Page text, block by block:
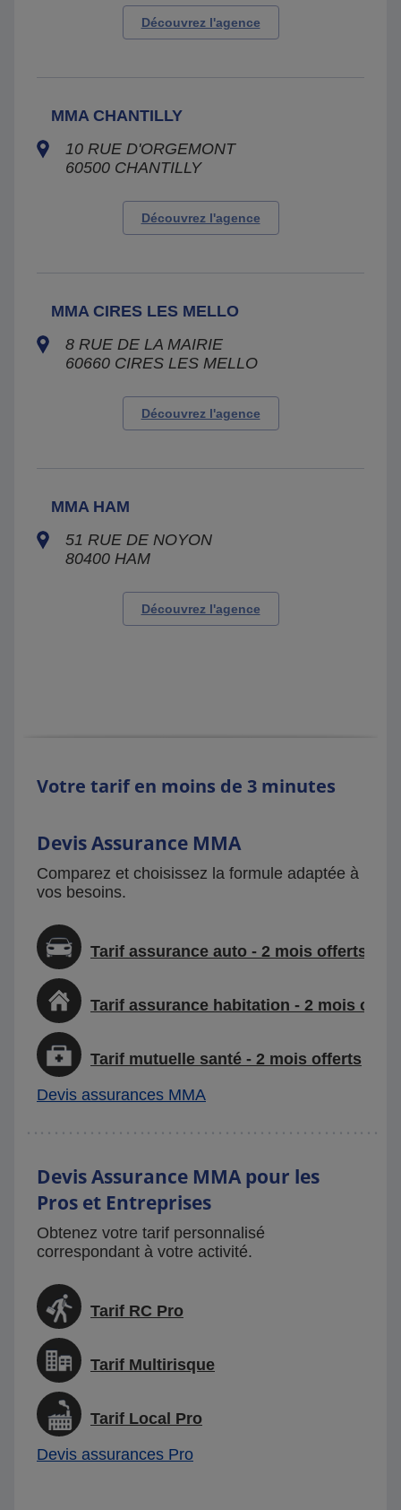
Découvrez l'agence
MMA CHANTILLY
10 RUE D'ORGEMONT
60500 CHANTILLY
Découvrez l'agence
MMA CIRES LES MELLO
8 RUE DE LA MAIRIE
60660 CIRES LES MELLO
Découvrez l'agence
MMA HAM
51 RUE DE NOYON
80400 HAM
Découvrez l'agence
Votre tarif en moins de 3 minutes
Devis Assurance MMA
Comparez et choisissez la formule adaptée à
vos besoins.
Tarif assurance auto - 2 mois offerts
Tarif assurance habitation - 2 mois
Tarif mutuelle santé - 2 mois offerts
Devis assurances MMA
Devis Assurance MMA pour les
Pros et Entreprises
Obtenez votre tarif personnalisé
correspondant à votre activité.
Tarif RC Pro
Tarif Multirisque
Tarif Local Pro
Devis assurances Pro